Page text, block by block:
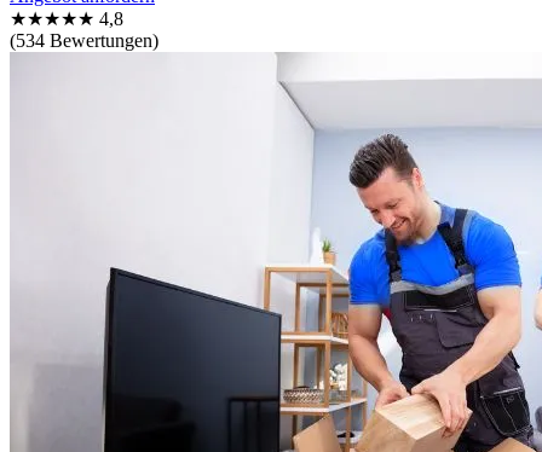
★★★★★ 4,8
(534 Bewertungen)